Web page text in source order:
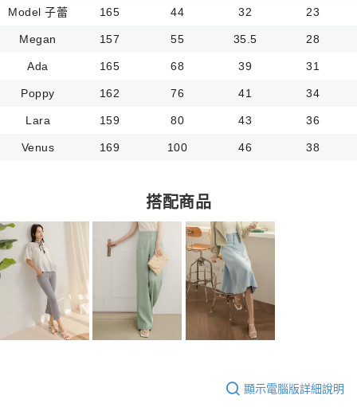
Model 子蕾 165 44 32 23
Megan 157 55 35.5 28
Ada 165 68 39 31
Poppy 162 76 41 34
Lara 159 80 43 36
Venus 169 100 46 38
搭配商品
顯示電腦版詳細說明